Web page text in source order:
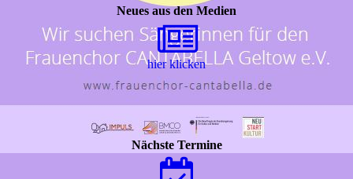
Neues aus den Medien
hier klicken
Nächste Termine